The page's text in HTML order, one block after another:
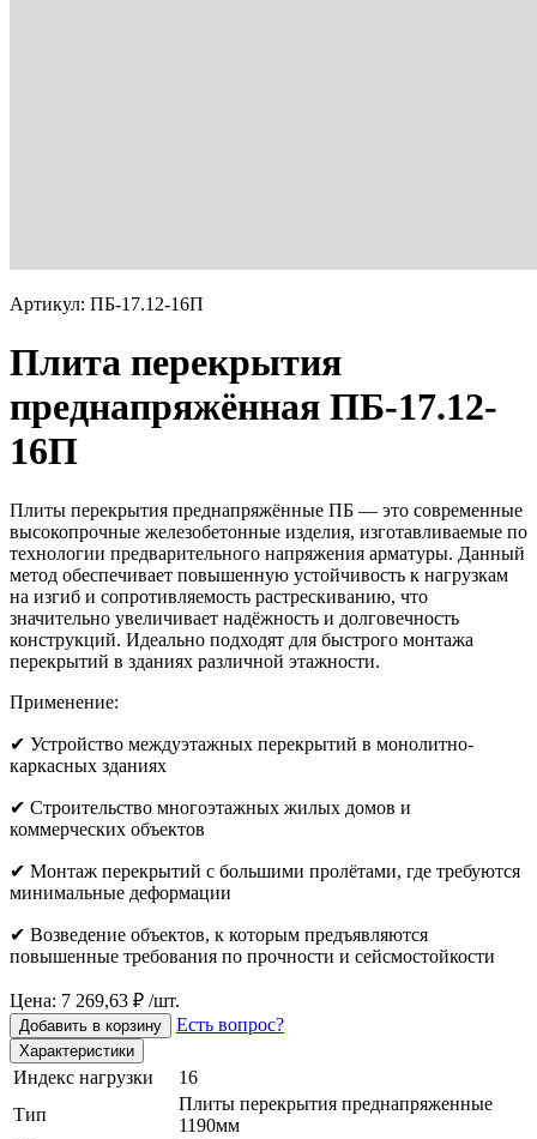
Артикул: ПБ-17.12-16П
Плита перекрытия
преднапряжённая ПБ-17.12-
16П
Плиты перекрытия преднапряжённые ПБ — это современные
высокопрочные железобетонные изделия, изготавливаемые по
технологии предварительного напряжения арматуры. Данный
метод обеспечивает повышенную устойчивость к нагрузкам
на изгиб и сопротивляемость растрескиванию, что
значительно увеличивает надёжность и долговечность
конструкций. Идеально подходят для быстрого монтажа
перекрытий в зданиях различной этажности.
Применение:
✔ Устройство междуэтажных перекрытий в монолитно-
каркасных зданиях
✔ Строительство многоэтажных жилых домов и
коммерческих объектов
✔ Монтаж перекрытий с большими пролётами, где требуются
минимальные деформации
✔ Возведение объектов, к которым предъявляются
повышенные требования по прочности и сейсмостойкости
Цена: 7 269,63 ₽ /шт.
Добавить в корзину Есть вопрос?
Характеристики
Индекс нагрузки
16
Тип
Плиты перекрытия преднапряженные
1190мм